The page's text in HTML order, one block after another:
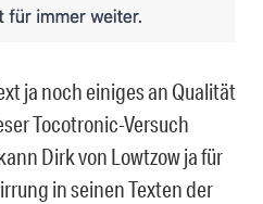
ja noch einiges an Qualität
Tocotronic-Versuch
Dirk von Lowtzow ja für
in seinen Texten der